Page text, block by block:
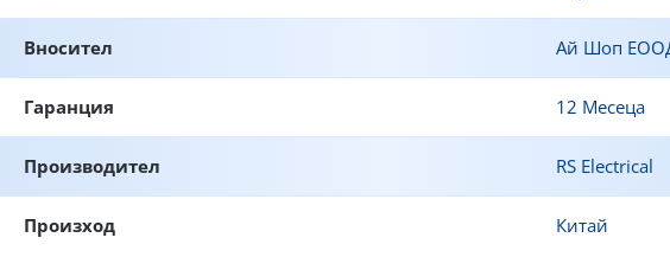
Вносител Ай Шоп
Гаранция 12 Месеца
Производител RS Electrical
Произход Китай